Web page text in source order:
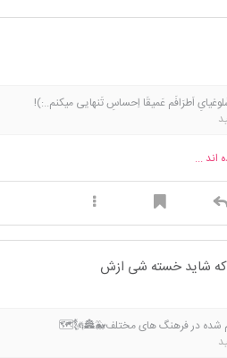
اَطرَافَم عَمیقَا اِحساسِ تَنهایی میکنم..:)!
اند ...
شاید خسته شی ازش
شده در فرهنگ های مختلف🐳🏯🗽🗺️